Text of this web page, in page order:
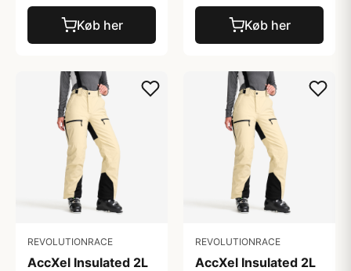
Køb her Køb her
REVOLUTIONRACE
AccXel Insulated 2L
REVOLUTIONRACE
AccXel Insulated 2L